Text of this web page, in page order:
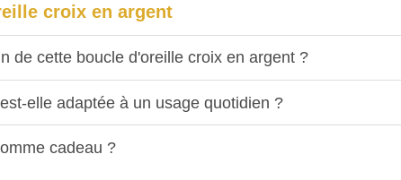
croix en argent
de cette boucle d'oreille croix en argent ?
elle adaptée à un usage quotidien ?
cadeau ?